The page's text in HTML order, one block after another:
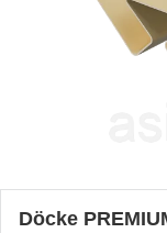
Döcke